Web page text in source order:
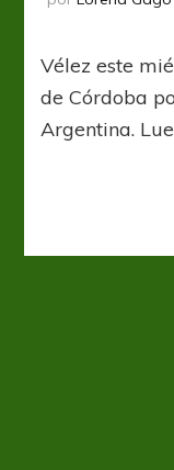
Vélez este
de Córdoba
Argentina.